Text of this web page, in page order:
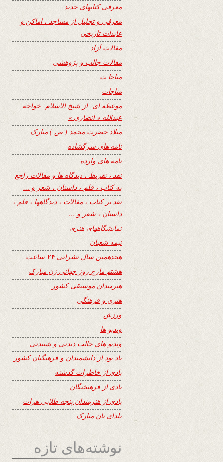
معرفی کتابهای جدید
معرفی و تجلیل از مساجد ، اماکن و
عابدات تاریخی
مقالات آزاد
مقالات جالب و پژوهشی
مناجا ت
مناجات
موعظه ای از شیخ الاسلام خواجه
عبدالله « انصاری »
میلاد حضرت محمد ( ص ) مبارک
نامه های سرگشاده
نامه های وارده
نفد ، تقریظ ، دیدگاه ها و مقالات راجع
به کتاب ، فلم ، داستان ، شعر و …
نفد بر کتاب ، مقالات ، دیدگاهها ، فلم ،
داستان ، شعر و …
نمایشگاههای هنری
نیمه شعبان
هجدهمین سال نشراتی ۲۴ ساعت
هشتم مارچ روز جهانی زن مبارک
هنرمندان موسیقی کشور
هنری و فرهنگی
ورزش
ویدیو ها
ویدیو های جالب دیدنی و شنیدنی
یاد بود از دانشمندان و فرهنگیان کشور
یادی از خاطرات گذشته
یادی از فرهیختگان
یادی از هنرمندان پنجه طلایی هرات
یلدای تان مبارک
نوشته‌های تازه